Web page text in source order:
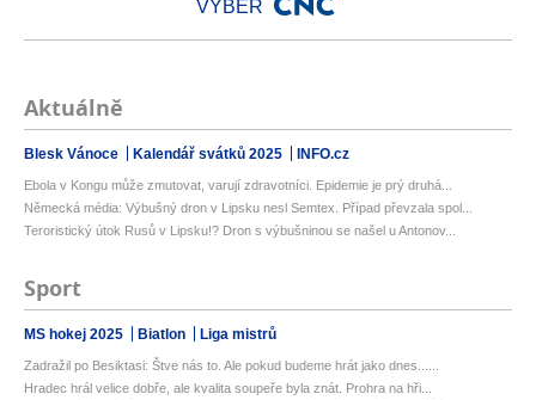
VÝBĚR
Aktuálně
Blesk Vánoce Kalendář svátků 2025 INFO.cz
Ebola v Kongu může zmutovat, varují zdravotníci. Epidemie je prý druhá...
Německá média: Výbušný dron v Lipsku nesl Semtex. Případ převzala spol...
Teroristický útok Rusů v Lipsku!? Dron s výbušninou se našel u Antonov...
Sport
MS hokej 2025 Biatlon Liga mistrů
Zadražil po Besiktasi: Štve nás to. Ale pokud budeme hrát jako dnes......
Hradec hrál velice dobře, ale kvalita soupeře byla znát. Prohra na hři...